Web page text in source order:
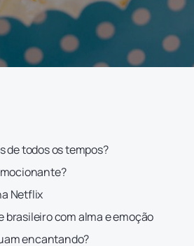
de todos os tempos?
Netflix
brasileiro com alma e emoção
encantando?